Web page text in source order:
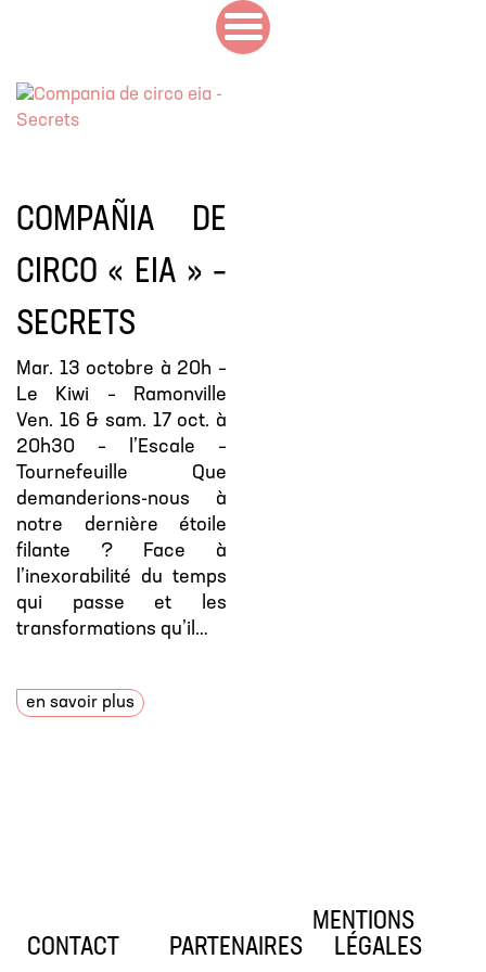
COMPAÑIA DE
CIRCO « EIA » –
SECRETS
Mar. 13 octobre à 20h –
Le Kiwi – Ramonville
Ven. 16 & sam. 17 oct. à
20h30 – l’Escale –
Tournefeuille Que
demanderions-nous à
notre dernière étoile
filante ? Face à
l’inexorabilité du temps
qui passe et les
transformations qu’il…
en savoir plus
CONTACT PARTENAIRES
MENTIONS
LÉGALES